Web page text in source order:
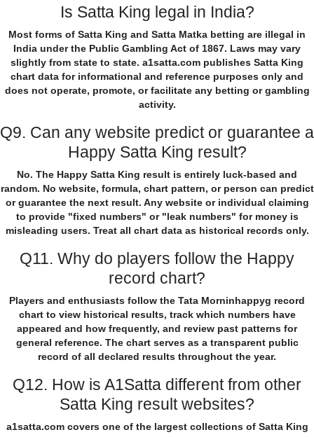
Is Satta King legal in India?
Most forms of Satta King and Satta Matka betting are illegal in
India under the Public Gambling Act of 1867. Laws may vary
slightly from state to state. a1satta.com publishes Satta King
chart data for informational and reference purposes only and
does not operate, promote, or facilitate any betting or gambling
activity.
Q9. Can any website predict or guarantee a
Happy Satta King result?
No. The Happy Satta King result is entirely luck-based and
random. No website, formula, chart pattern, or person can predict
or guarantee the next result. Any website or individual claiming
to provide "fixed numbers" or "leak numbers" for money is
misleading users. Treat all chart data as historical records only.
Q11. Why do players follow the Happy
record chart?
Players and enthusiasts follow the Tata Morninhappyg record
chart to view historical results, track which numbers have
appeared and how frequently, and review past patterns for
general reference. The chart serves as a transparent public
record of all declared results throughout the year.
Q12. How is A1Satta different from other
Satta King result websites?
a1satta.com covers one of the largest collections of Satta King